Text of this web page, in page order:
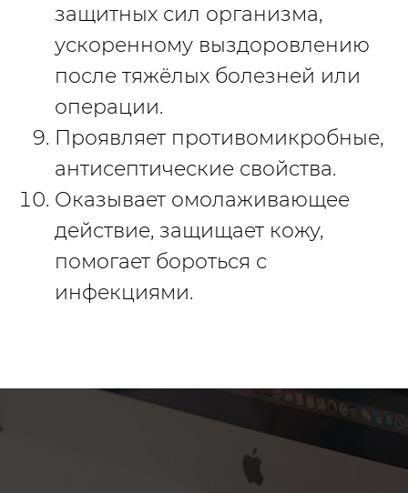
защитных сил организма,
ускоренному выздоровлению
после тяжёлых болезней или
операции.
Проявляет противомикробные,
антисептические свойства.
Оказывает омолаживающее
действие, защищает кожу,
помогает бороться с
инфекциями.